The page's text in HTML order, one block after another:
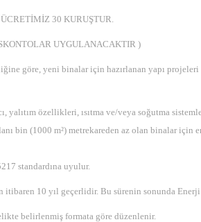
30 KURUŞTUR.
UYGULANACAKTIR )
göre, yeni binalar için hazırlanan yapı
yalıtım özellikleri, ısıtma ve/veya soğutma
bin (1000 m²) metrekareden az olan binalar
standardına uyulur.
10 yıl geçerlidir. Bu sürenin sonunda
belirlenmiş formata göre düzenlenir.